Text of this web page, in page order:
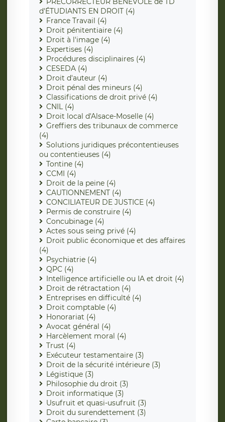
d'ÉTUDIANTS EN DROIT (4)
France Travail (4)
Droit pénitentiaire (4)
Droit à l'image (4)
Expertises (4)
Procédures disciplinaires (4)
CESEDA (4)
Droit d'auteur (4)
Droit pénal des mineurs (4)
Classifications de droit privé (4)
CNIL (4)
Droit local d'Alsace-Moselle (4)
Greffiers des tribunaux de commerce
(4)
Solutions juridiques précontentieuses
ou contentieuses (4)
Tontine (4)
CCMI (4)
Droit de la peine (4)
CAUTIONNEMENT (4)
CONCILIATEUR DE JUSTICE (4)
Permis de construire (4)
Concubinage (4)
Actes sous seing privé (4)
Droit public économique et des affaires
(4)
Psychiatrie (4)
QPC (4)
Intelligence artificielle ou IA et droit (4)
Droit de rétractation (4)
Entreprises en difficulté (4)
Droit comptable (4)
Honorariat (4)
Avocat général (4)
Harcèlement moral (4)
Trust (4)
Exécuteur testamentaire (3)
Droit de la sécurité intérieure (3)
Légistique (3)
Philosophie du droit (3)
Droit informatique (3)
Usufruit et quasi-usufruit (3)
Droit du surendettement (3)